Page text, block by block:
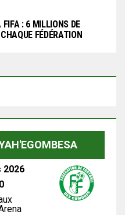
FIFA : 6 MILLIONS DE
FÉDÉRATION
2026
0